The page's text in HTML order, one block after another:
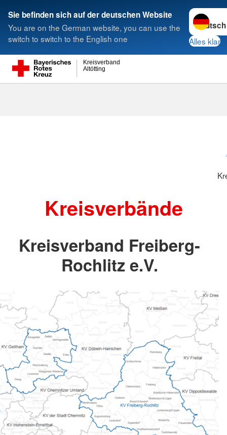
Sie befinden sich auf der deutschen Website
You are on the German website, you can use the
switch to switch to the English one
Sprache
Alles klar
Altötting
Kreisverband
Suche
Kreisverbände
Kreisverband Freiberg-
Rochlitz e.V.